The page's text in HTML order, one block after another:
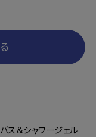
ス＆シャワージェル